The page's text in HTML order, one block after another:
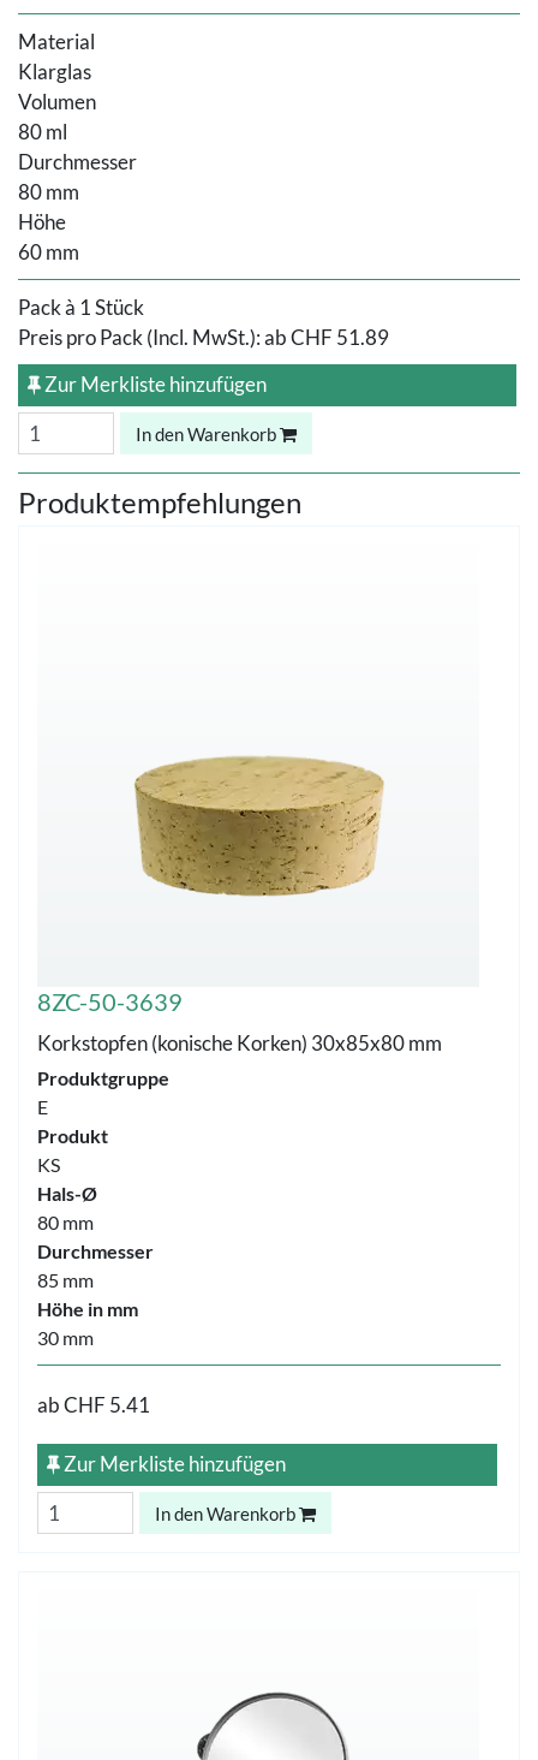
Material
Klarglas
Volumen
80 ml
Durchmesser
80 mm
Höhe
60 mm
Pack à 1 Stück
Preis pro Pack (Incl. MwSt.):abCHF 51.89
Zur Merkliste hinzufügen
In den Warenkorb
Produktempfehlungen
8ZC-50-3639
Korkstopfen (konische Korken) 30x85x80 mm
Produktgruppe
E
Produkt
KS
Hals-Ø
80 mm
Durchmesser
85 mm
Höhe in mm
30 mm
abCHF 5.41
Zur Merkliste hinzufügen
In den Warenkorb